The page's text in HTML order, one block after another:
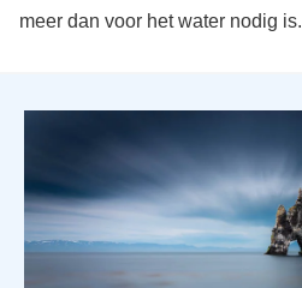
meer dan voor het water nodig is.